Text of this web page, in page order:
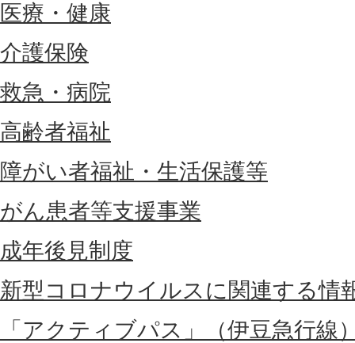
医療・健康
介護保険
救急・病院
高齢者福祉
障がい者福祉・生活保護等
がん患者等支援事業
成年後見制度
新型コロナウイルスに関連する情
「アクティブパス」（伊豆急行線